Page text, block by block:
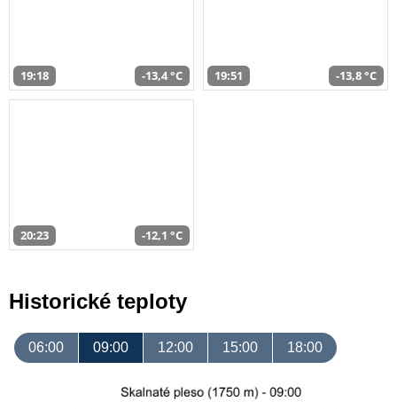
19:18 -13,4 °C 19:51 -13,8 °C
20:23 -12,1 °C
Historické teploty
06:00 09:00 12:00 15:00 18:00